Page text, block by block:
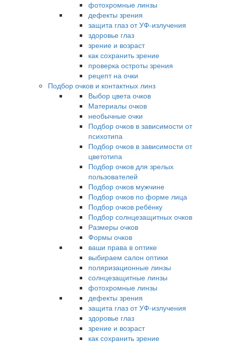
фотохромные линзы
дефекты зрения
защита глаз от УФ-излучения
здоровье глаз
зрение и возраст
как сохранить зрение
проверка остроты зрения
рецепт на очки
Подбор очков и контактных линз
Выбор цвета очков
Материалы очков
необычные очки
Подбор очков в зависимости от
психотипа
Подбор очков в зависимости от
цветотипа
Подбор очков для зрелых
пользователей
Подбор очков мужчине
Подбор очков по форме лица
Подбор очков ребёнку
Подбор солнцезащитных очков
Размеры очков
Формы очков
ваши права в оптике
выбираем салон оптики
поляризационные линзы
солнцезащитные линзы
фотохромные линзы
дефекты зрения
защита глаз от УФ-излучения
здоровье глаз
зрение и возраст
как сохранить зрение